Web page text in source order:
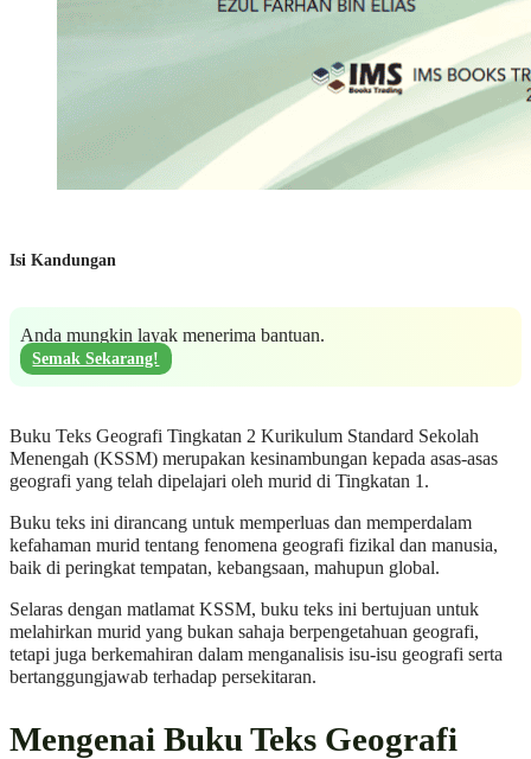
Isi Kandungan
Anda mungkin layak menerima bantuan.
Semak Sekarang!
Buku Teks Geografi Tingkatan 2 Kurikulum Standard Sekolah
Menengah (KSSM) merupakan kesinambungan kepada asas-asas
geografi yang telah dipelajari oleh murid di Tingkatan 1.
Buku teks ini dirancang untuk memperluas dan memperdalam
kefahaman murid tentang fenomena geografi fizikal dan manusia,
baik di peringkat tempatan, kebangsaan, mahupun global.
Selaras dengan matlamat KSSM, buku teks ini bertujuan untuk
melahirkan murid yang bukan sahaja berpengetahuan geografi,
tetapi juga berkemahiran dalam menganalisis isu-isu geografi serta
bertanggungjawab terhadap persekitaran.
Mengenai Buku Teks Geografi